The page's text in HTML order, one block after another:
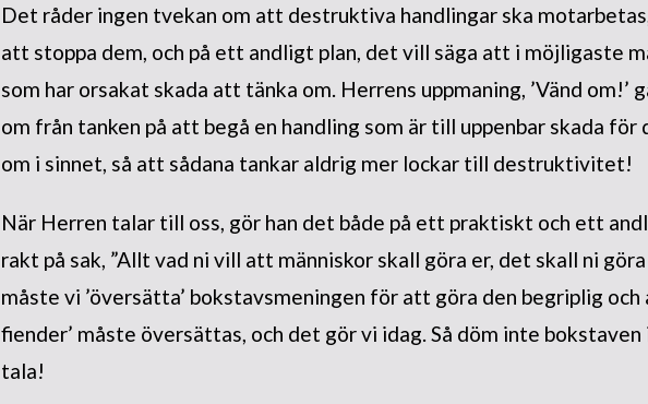
Det råder ingen tvekan om att destruktiva handlingar ska
att stoppa dem, och på ett andligt plan, det vill säga att i möjligaste
som har orsakat skada att tänka om. Herrens uppmaning, ’Vänd om!’
om från tanken på att begå en handling som är till uppenbar skada för
om i sinnet, så att sådana tankar aldrig mer lockar till destruktivitet!
När Herren talar till oss, gör han det både på ett praktiskt och ett
rakt på sak, ”Allt vad ni vill att människor skall göra er, det skall ni
måste vi ’översätta’ bokstavsmeningen för att göra den begriplig och
fiender’ måste översättas, och det gör vi idag. Så döm inte
tala!